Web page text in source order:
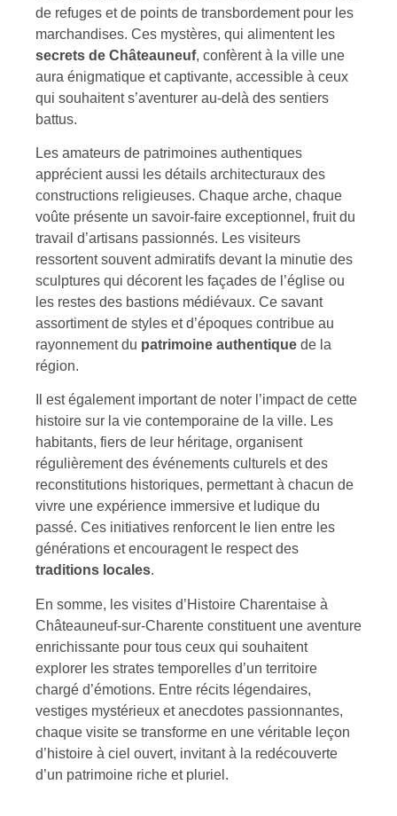
de refuges et de points de transbordement pour les
marchandises. Ces mystères, qui alimentent les
secrets de Châteauneuf, confèrent à la ville une
aura énigmatique et captivante, accessible à ceux
qui souhaitent s’aventurer au-delà des sentiers
battus.
Les amateurs de patrimoines authentiques
apprécient aussi les détails architecturaux des
constructions religieuses. Chaque arche, chaque
voûte présente un savoir-faire exceptionnel, fruit du
travail d’artisans passionnés. Les visiteurs
ressortent souvent admiratifs devant la minutie des
sculptures qui décorent les façades de l’église ou
les restes des bastions médiévaux. Ce savant
assortiment de styles et d’époques contribue au
rayonnement du patrimoine authentique de la
région.
Il est également important de noter l’impact de cette
histoire sur la vie contemporaine de la ville. Les
habitants, fiers de leur héritage, organisent
régulièrement des événements culturels et des
reconstitutions historiques, permettant à chacun de
vivre une expérience immersive et ludique du
passé. Ces initiatives renforcent le lien entre les
générations et encouragent le respect des
traditions locales.
En somme, les visites d’Histoire Charentaise à
Châteauneuf-sur-Charente constituent une aventure
enrichissante pour tous ceux qui souhaitent
explorer les strates temporelles d’un territoire
chargé d’émotions. Entre récits légendaires,
vestiges mystérieux et anecdotes passionnantes,
chaque visite se transforme en une véritable leçon
d’histoire à ciel ouvert, invitant à la redécouverte
d’un patrimoine riche et pluriel.